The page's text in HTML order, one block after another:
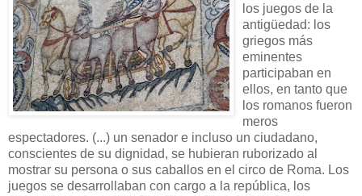
los juegos de la
antigüedad: los
griegos más
eminentes
participaban en
ellos, en tanto que
los romanos fueron
meros
espectadores. (...) un senador e incluso un ciudadano,
conscientes de su dignidad, se hubieran ruborizado al
mostrar su persona o sus caballos en el circo de Roma. Los
juegos se desarrollaban con cargo a la república, los